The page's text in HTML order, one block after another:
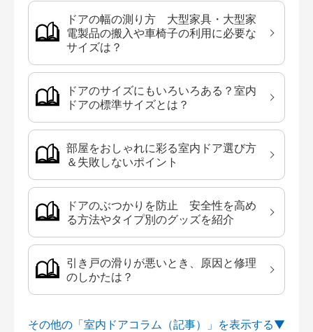
ドアの幅の測り方 大型家具・大型家
電製品の搬入や車椅子の利用に必要な
サイズは？
ドアのサイズにもいろいろある？室内
ドアの標準サイズとは？
部屋をおしゃれに彩る室内ドア選び方
＆失敗しないポイント
ドアのぶつかりを防止 安全性を高め
る方法やタイプ別のグッズを紹介
引き戸の滑りが悪いとき、原因と修理
のしかたは？
その他の「室内ドアコラム（記事）」を